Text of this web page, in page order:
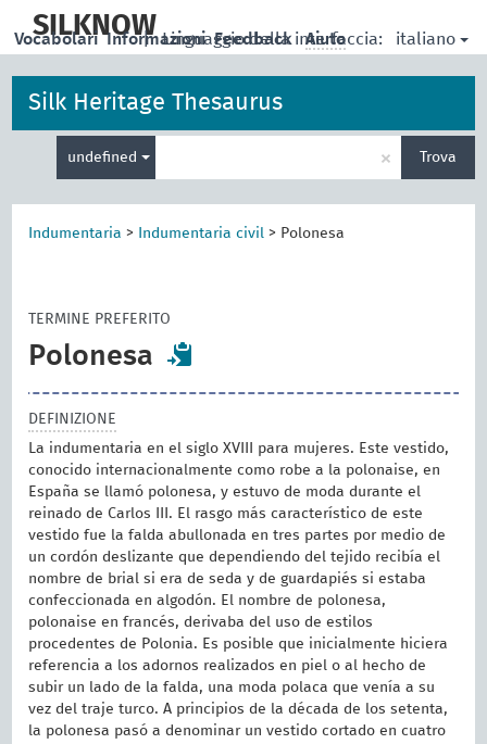
main
SILKNOW
| Linguaggio della interfaccia: italiano
Vocabolari Informazioni Feedback Aiuto
Silk Heritage Thesaurus
undefined
per
la
× Trova
Indumentaria > Indumentaria civil > Polonesa
TERMINE PREFERITO
Polonesa
DEFINIZIONE
La indumentaria en el siglo XVIII para mujeres. Este vestido,
conocido internacionalmente como robe a la polonaise, en
España se llamó polonesa, y estuvo de moda durante el
reinado de Carlos III. El rasgo más característico de este
vestido fue la falda abullonada en tres partes por medio de
un cordón deslizante que dependiendo del tejido recibía el
nombre de brial si era de seda y de guardapiés si estaba
confeccionada en algodón. El nombre de polonesa,
polonaise en francés, derivaba del uso de estilos
procedentes de Polonia. Es posible que inicialmente hiciera
referencia a los adornos realizados en piel o al hecho de
subir un lado de la falda, una moda polaca que venía a su
vez del traje turco. A principios de la década de los setenta,
la polonesa pasó a denominar un vestido cortado en cuatro